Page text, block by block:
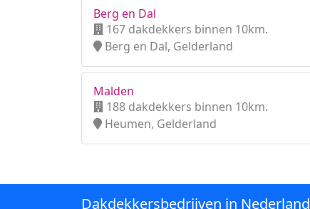
Berg en Dal
167 dakdekkers binnen 10km.
Berg en Dal, Gelderland
Malden
188 dakdekkers binnen 10km.
Heumen, Gelderland
Dakdekkersbedrijven in Nederland